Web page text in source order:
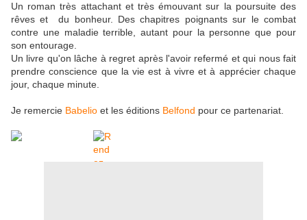
Un roman très attachant et très émouvant sur la poursuite des
rêves et du bonheur. Des chapitres poignants sur le combat
contre une maladieterrible, autant pour la personne que pour
son entourage.
Un livre qu'on lâche à regret après l'avoir refermé et qui nous fait
prendre conscience que la vie est à vivre et à apprécier chaque
jour, chaque minute.
Je remercie Babelio et les éditions Belfond pour ce partenariat.